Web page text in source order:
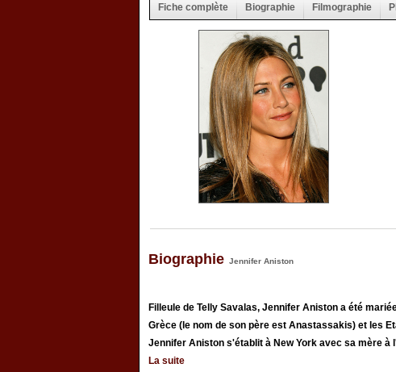
Fiche complète Biographie Filmographie
Biographie Jennifer Aniston
Filleule de Telly Savalas, Jennifer Aniston a été
Grèce (le nom de son père est Anastassakis) et les
Jennifer Aniston s'établit à New York avec sa mère à
La suite